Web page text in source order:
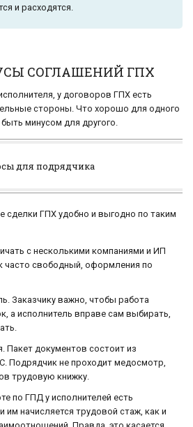
и расходятся.
СОГЛАШЕНИЙ ГПХ
у договоров ГПХ есть
стороны. Что хорошо для одного
минусом для другого.
для подрядчика
сделки ГПХ удобно и выгодно по таким
с несколькими компаниями и ИП
часто свободный, оформления по
Заказчику важно, чтобы работа
а исполнитель вправе сам выбирать,
Пакет документов состоит из
Подрядчик не проходит медосмотр,
трудовую книжку.
по ГПД у исполнителей есть
им начисляется трудовой стаж, как и